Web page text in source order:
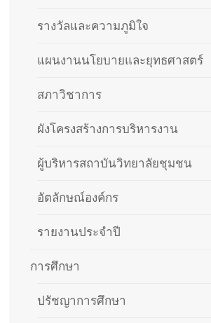
รางวัลและความภูมิใจ
แผนงานนโยบายและยุทธศาสตร์
สภาวิชาการ
ผังโครงสร้างการบริหารงาน
ผู้บริหารสถาบันวิทยาลัยชุมชน
อัตลักษณ์องค์กร
รายงานประจำปี
การศึกษา
ปรัชญาการศึกษา